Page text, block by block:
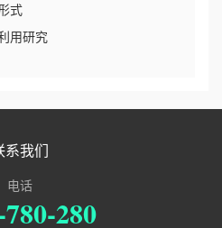
式
用研究
系我们
电话
280